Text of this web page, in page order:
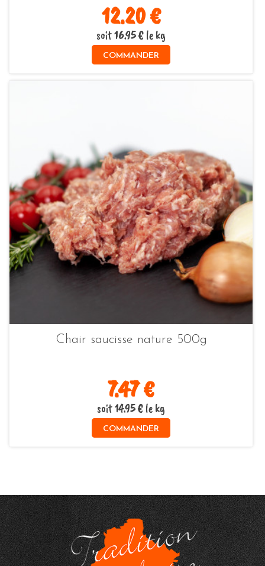
12.20 €
soit 16.95 € le kg
COMMANDER
Chair saucisse nature 500g
7.47 €
soit 14.95 € le kg
COMMANDER